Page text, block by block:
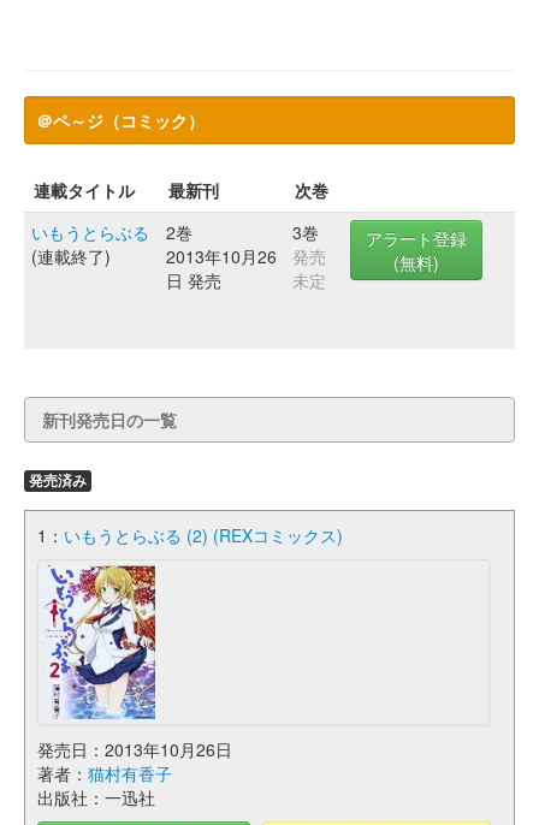
＠ペ～ジ（コミック）
連載タイトル 最新刊
次巻
いもうとらぶる
(連載終了)
2巻
2013年10月26
日 発売
3巻
発売
未定
アラート登録
(無料)
新刊発売日の一覧
発売済み
1： いもうとらぶる (2) (REXコミックス)
発売日：2013年10月26日
著者： 猫村有香子
出版社：一迅社